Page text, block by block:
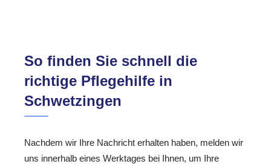
So finden Sie schnell die
richtige Pflegehilfe in
Schwetzingen
Nachdem wir Ihre Nachricht erhalten haben, melden wir
uns innerhalb eines Werktages bei Ihnen, um Ihre